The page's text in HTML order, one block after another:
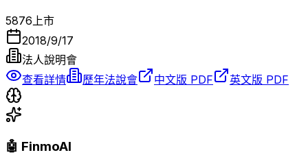
5876上市
2018/9/17
法人說明會
查看詳情
歷年法說會 中文版 PDF 英文版 PDF
🤖 FinmoAI